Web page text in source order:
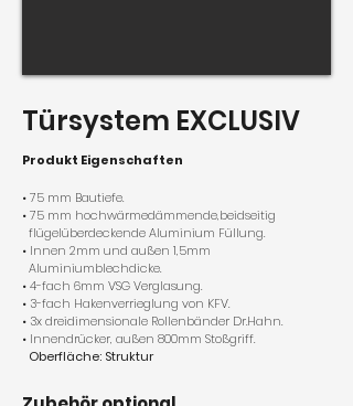
Türsystem EXCLUSIV
Produkt Eigenschaften
• 75 mm Bautiefe.
• 75 mm hochwärmedämmende,beidseitig
flügelüberdeckende Aluminium Füllung.
• Innen 2mm und außen 1,5mm
Aluminiumblechdicke.
• 4-fach 6mm VSG Verglasung.
• 3-fach Hakenverrieglung von KFV.
• 3x dreidimensionale Rollenbänder Dr.Hahn.
• Innendrücker, außen 800mm Stoßgriff.
Oberfläche: Struktur